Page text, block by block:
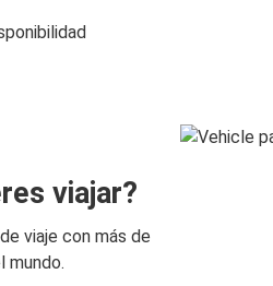
viajar?
viaje con más de
mundo.